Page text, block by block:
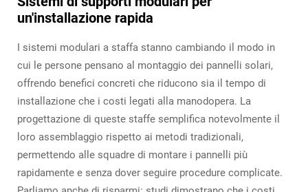
un'installazione rapida
I sistemi modulari a staffa stanno cambiando il modo in
cui le persone pensano al montaggio dei pannelli solari,
offrendo benefici concreti che riducono sia il tempo di
installazione che i costi legati alla manodopera. La
progettazione di queste staffe semplifica notevolmente il
loro assemblaggio rispetto ai metodi tradizionali,
permettendo alle squadre di montare i pannelli più
rapidamente e senza dover seguire procedure complicate.